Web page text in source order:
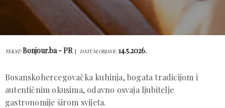
TEKST:Bonjour.ba - PR DATUM OBJAVE: 14.5.2026.
Bosanskohercegovačka kuhinja, bogata tradicijom i
autentičnim okusima, odavno osvaja ljubitelje
gastronomije širom svijeta.